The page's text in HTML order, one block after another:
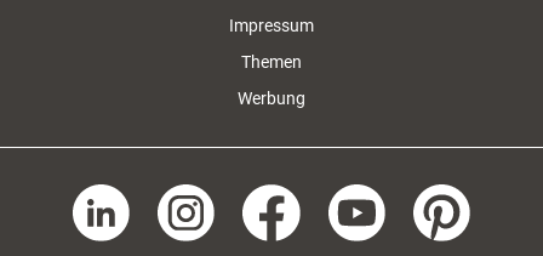
Impressum
Themen
Werbung